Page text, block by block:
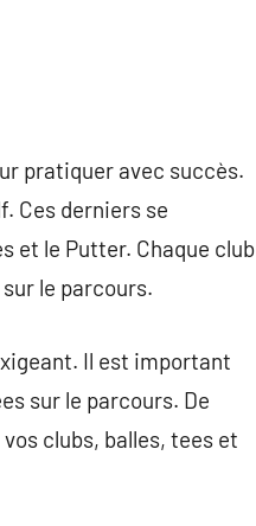
pratiquer avec succès.
Ces derniers se
et le Putter. Chaque club
le parcours.
Il est important
sur le parcours. De
clubs, balles, tees et